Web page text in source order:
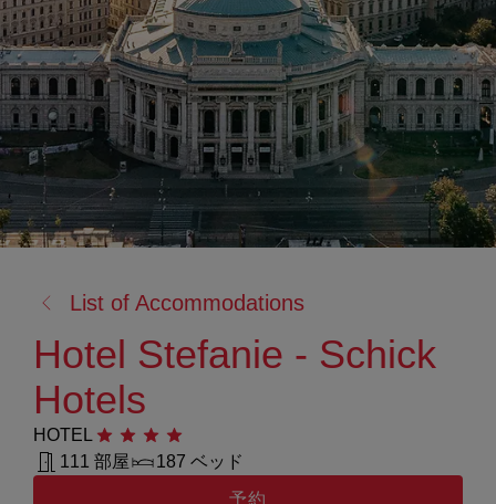
る:
List of Accommodations
Hotel Stefanie - Schick
Hotels
HOTEL 星4つ
111 部屋
187 ベッド
予約